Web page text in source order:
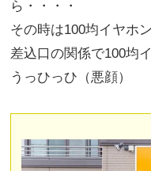
ら・・・・
その時は100均イヤホ
差込口の関係で100均
うっひっひ（悪顔）